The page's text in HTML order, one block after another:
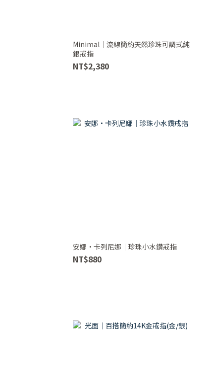
Minimal│流線簡約天然珍珠可調式純
銀戒指
NT$2,380
安娜·卡列尼娜｜珍珠小水鑽戒指
NT$880